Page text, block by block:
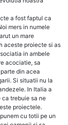
a fost faptul ca
mers in numele
un mare
aceste proiecte si as
in ambele
acociatie, sa
din acea
Si situatii nu la
In Italia a
trebuie sa ne
proiectele.
cu totii pe un